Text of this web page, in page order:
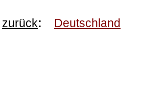
zurück: Deutschland